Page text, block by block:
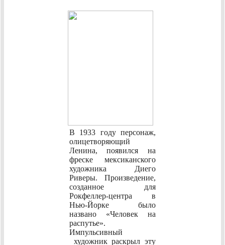
В 1933 году персонаж,
олицетворяющий
Ленина, появился на
фреске мексиканского
художника Диего
Риверы. Произведение,
созданное для
Рокфеллер-центра в
Нью-Йорке было
названо «Человек на
распутье».
Импульсивный
художник раскрыл эту